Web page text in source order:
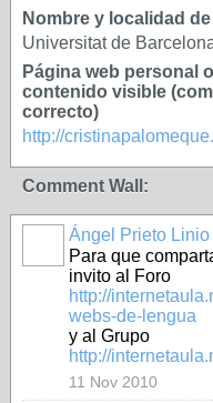
Nombre y localidad
Universitat de
Página web personal
contenido visible
correcto)
http://
Comment Wall:
Ángel Prieto Linio
Para que
invito al Foro
http://
webs-de-lengua
y al Grupo
http://
11 Nov 2010